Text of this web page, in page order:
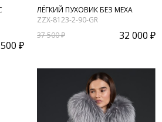
₽
ЛЁГКИЙ ПУХОВИК БЕЗ МЕХА
ZZX-8123-2-90-GR
37 500 ₽
32 000 ₽